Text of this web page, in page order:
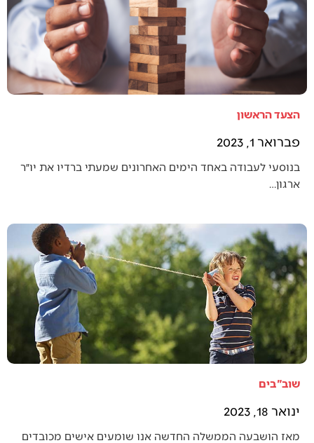
הצעד הראשון
פברואר 1, 2023
בנוסעי לעבודה באחד הימים האחרונים שמעתי ברדיו את יו״ר
ארגון…
שוב"בים
ינואר 18, 2023
מאז הושבעה הממשלה החדשה אנו שומעים אישים מכובדים